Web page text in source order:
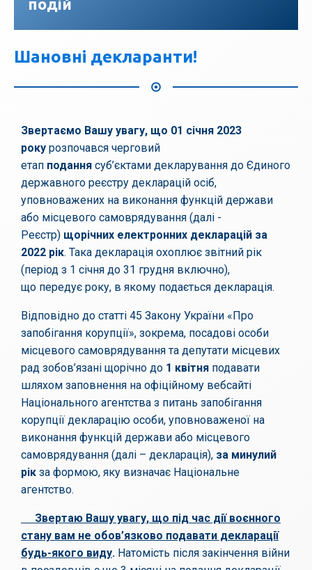
подій
Шановні декларанти!
Звертаємо Вашу увагу, що 01 січня 2023
року розпочався черговий
етап подання суб’єктами декларування до Єдиного
державного реєстру декларацій осіб,
уповноважених на виконання функцій держави
або місцевого самоврядування (далі -
Реєстр) щорічних електронних декларацій за
2022 рік. Така декларація охоплює звітний рік
(період з 1 січня до 31 грудня включно),
що передує року, в якому подається декларація.
Відповідно до статті 45 Закону України «Про
запобігання корупції», зокрема, посадові особи
місцевого самоврядування та депутати місцевих
рад зобов’язані щорічно до 1 квітня подавати
шляхом заповнення на офіційному вебсайті
Національного агентства з питань запобігання
корупції декларацію особи, уповноваженої на
виконання функцій держави або місцевого
самоврядування (далі – декларація), за минулий
рік за формою, яку визначає Національне
агентство.
Звертаю Вашу увагу, що під час дії воєнного
стану вам не обов’язково подавати декларації
будь-якого виду. Натомість після закінчення війни